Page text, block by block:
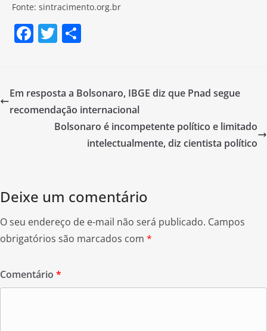
Fonte: sintracimento.org.br
F
e
b
T
er e
Em resposta a Bolsonaro, IBGE diz que Pnad segue
recomendação internacional
Bolsonaro é incompetente político e limitado
intelectualmente, diz cientista político
Deixe um comentário
O seu endereço de e-mail não será publicado. Campos
obrigatórios são marcados com *
Comentário *